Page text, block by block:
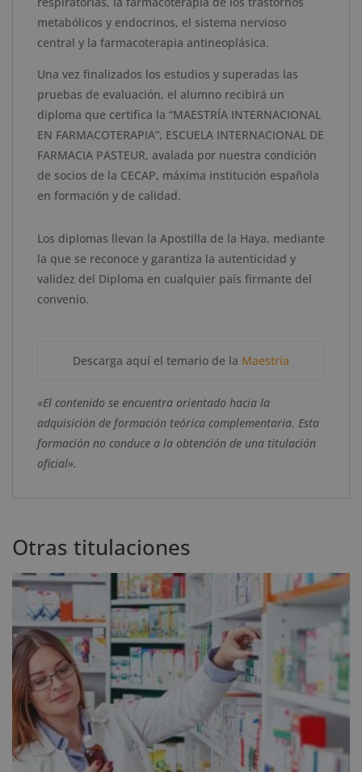
metabólicos y endocrinos, el sistema nervioso
central y la farmacoterapia antineoplásica.
Una vez finalizados los estudios y superadas las
pruebas de evaluación, el alumno recibirá un
diploma que certifica la “MAESTRÍA INTERNACIONAL
EN FARMACOTERAPIA”, ESCUELA INTERNACIONAL DE
FARMACIA PASTEUR, avalada por nuestra condición
de socios de la CECAP, máxima institución española
en formación y de calidad.
Los diplomas llevan la Apostilla de la Haya, mediante
la que se reconoce y garantiza la autenticidad y
validez del Diploma en cualquier país firmante del
convenio.
Descarga aquí el temario de la Maestría
«El contenido se encuentra orientado hacia la
adquisición de formación teórica complementaria. Esta
formación no conduce a la obtención de una titulación
oficial».
Otras titulaciones